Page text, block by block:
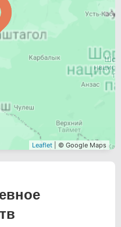
Leaflet | © Google Maps